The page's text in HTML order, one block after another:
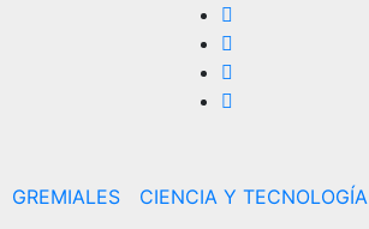
GREMIALES CIENCIA Y TECNOLOGÍA